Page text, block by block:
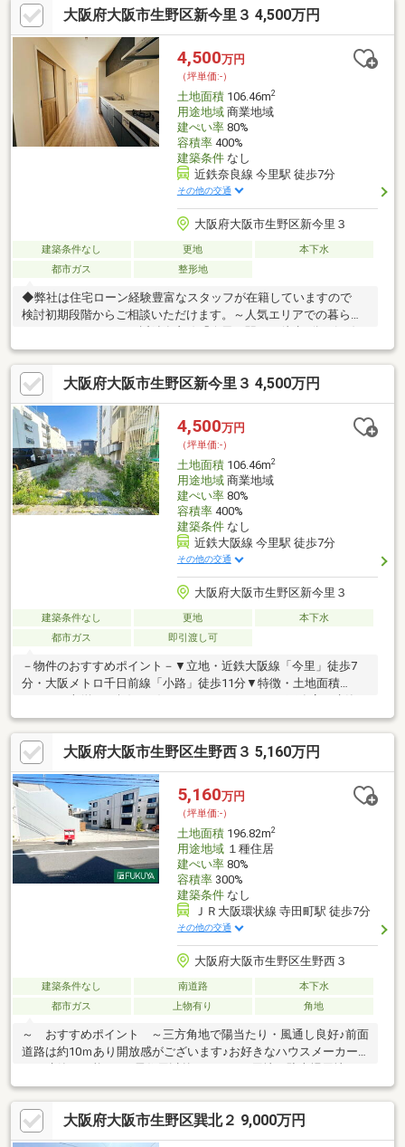
大阪府大阪市生野区新今里３ 4,500万円
4,500万円
（坪単価:-）
土地面積106.46m2
用途地域商業地域
建ぺい率80%
容積率400%
建築条件なし
近鉄奈良線 今里駅 徒歩7分
その他の交通
大阪府大阪市生野区新今里３
建築条件なし 更地
本下水
都市ガス
整形地
◆弊社は住宅ローン経験豊富なスタッフが在籍していますので
検討初期段階からご相談いただけます。～人気エリアでの暮らし
利用可能。充実した周辺環境で毎日の生活に便利です♪現在更地で
すので、周辺環境と併せてぜひ現地を実際にご覧ください!!・弊社
での建築も承ります・前面道路幅員10ｍ以上で採光通風問題な
し・様々なプランに対応可能な希少物件◆◆◆不動産のことなら
株式会社ジノベーションへ◆◆◆住まい探しはもちろん相続相談
などもお任せください!!06-4309-8878までお問い合わせお待ちして
おります。
大阪府大阪市生野区新今里３ 4,500万円
4,500万円
（坪単価:-）
土地面積106.46m2
用途地域商業地域
建ぺい率80%
容積率400%
建築条件なし
近鉄大阪線 今里駅 徒歩7分
その他の交通
大阪府大阪市生野区新今里３
建築条件なし 更地
本下水
都市ガス
即引渡し可
－物件のおすすめポイント－▼立地・近鉄大阪線「今里」徒歩7
分・大阪メトロ千日前線「小路」徒歩11分▼特徴・土地面積
能・前面道路幅員約10.9mの公道、間口は約5.0m・現況更地、即
引渡し可能(残金精算後)・都市ガス対応▼周辺環境・スーパー玉
出今里店 徒歩7分(約560m)・東中川小学校 徒歩7分(約570m)・東
生野中学校 徒歩6分(約480m)・新今里公園 徒歩1分(約70m)■ ご希
望の住まい探しをお手伝いします ━━━━━・・・物件の詳細・
ご相談はお気軽にお問い合わせください。
大阪府大阪市生野区生野西３ 5,160万円
5,160万円
（坪単価:-）
土地面積196.82m2
用途地域１種住居
建ぺい率80%
容積率300%
建築条件なし
ＪＲ大阪環状線 寺田町駅 徒歩7分
その他の交通
大阪府大阪市生野区生野西３
建築条件なし 南道路
本下水
都市ガス
上物有り 角地
～ おすすめポイント ～三方角地で陽当たり・風通し良好♪前面
道路は約10ｍあり開放感がございます♪お好きなハウスメーカー
もご検討いただけます♪※一部底地付き（地代44900円/月）
◇◇◇ 周辺情報 ◇◇◇ビエラ寺田町：徒歩8分（572ｍ）ラ
イフ寺田町駅前店：徒歩5分（350ｍ）セブンイレブン大阪生野西
1丁目店：徒歩2分（142ｍ）ローソン寺田町東店：徒歩6分（455
大阪府大阪市生野区巽北２ 9,000万円